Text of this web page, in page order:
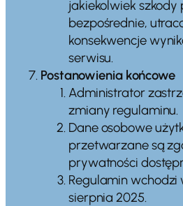
jakiekolwiek szkody
bezpośrednie,
konsekwencje
serwisu.
Postanowienia końcowe
Administrator
zmiany regulaminu.
Dane osobowe
przetwarzane są
prywatności
Regulamin wchodzi
sierpnia 2025.